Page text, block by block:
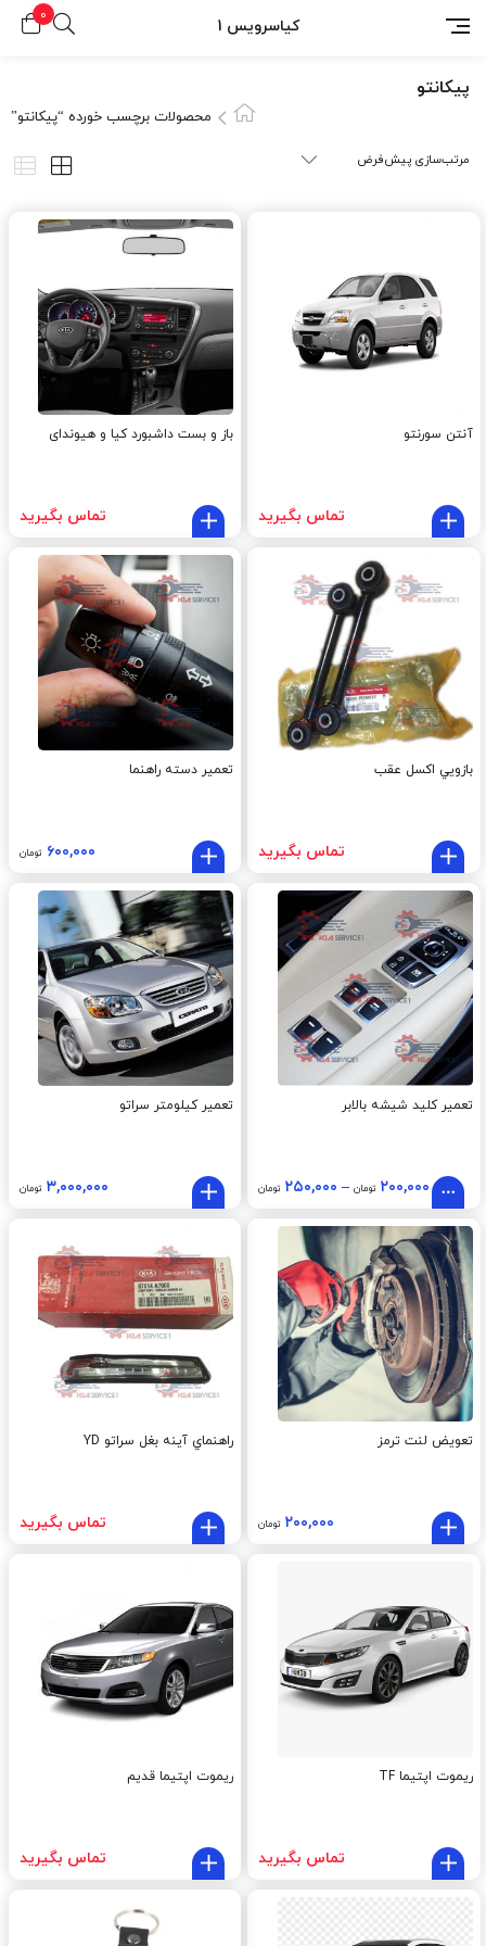
کیاسرویس 1
0
پيکانتو
محصولات برچسب خورده “پيکانتو”
آنتن سورنتو
تماس بگیرید
باز و بست داشبورد کیا و هیوندای
تماس بگیرید
بازويي اکسل عقب
تماس بگیرید
تعمیر دسته راهنما
۶۰۰,۰۰۰ تومان
تعمیر کلید شیشه بالابر
۲۰۰,۰۰۰ تومان– ۲۵۰,۰۰۰ تومان
تعمیر کیلومتر سراتو
۳,۰۰۰,۰۰۰ تومان
تعویض لنت ترمز
۲۰۰,۰۰۰ تومان
راهنماي آينه بغل سراتو YD
تماس بگیرید
ریموت اپتیما TF
تماس بگیرید
ریموت اپتیما قدیم
تماس بگیرید